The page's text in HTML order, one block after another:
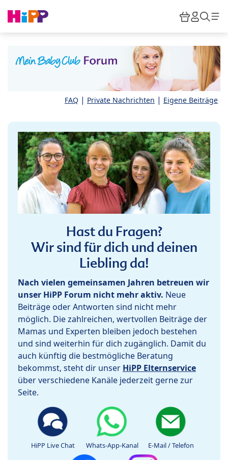
HiPP
FAQ | Private Nachrichten | Eigene Beiträge
Hast du Fragen?
Wir sind für dich und deinen
Liebling da!
Nach vielen gemeinsamen Jahren betreuen wir
unser HiPP Forum nicht mehr aktiv. Neue
Beiträge oder Antworten sind nicht mehr
möglich. Die zahlreichen, wertvollen Beiträge der
Mamas und Experten bleiben jedoch bestehen
und sind weiterhin für dich zugänglich. Damit du
auch künftig die bestmögliche Beratung
bekommst, steht dir unser HiPP Elternservice
über verschiedene Kanäle jederzeit gerne zur
Seite.
HiPP Live Chat Whats-App-Kanal E-Mail / Telefon